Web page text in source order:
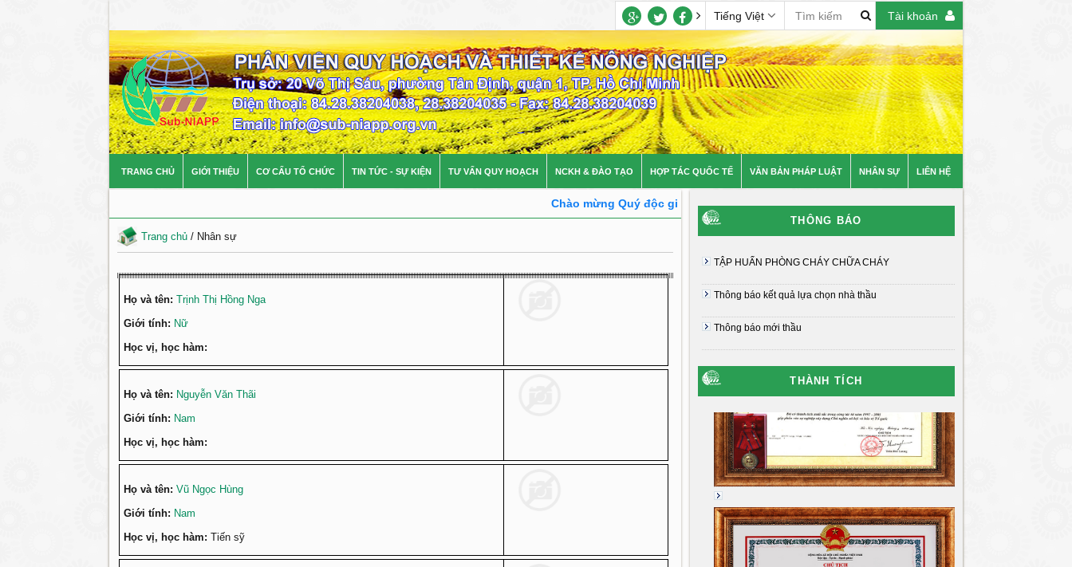
Tài khoản
Tiếng Việt
TRANG CHỦ GIỚI THIỆU CƠ CẤU TỔ CHỨC TIN TỨC - SỰ KIỆN TƯ VẤN QUY HOẠCH NCKH & ĐÀO TẠO HỢP TÁC QUỐC TẾ VĂN BẢN PHÁP LUẬT NHÂN SỰ LIÊN HỆ
Chào mừng Quý độc giả đến với trang thông tin điện tử của Phân viện Quy hoạch và TKNN
Trang chủ / Nhân sự
Họ và tên: Trịnh Thị Hồng Nga
Giới tính: Nữ
Học vị, học hàm:
Họ và tên: Nguyễn Văn Thãi
Giới tính: Nam
Học vị, học hàm:
Họ và tên: Vũ Ngọc Hùng
Giới tính: Nam
Học vị, học hàm: Tiến sỹ
THÔNG BÁO
TẬP HUẤN PHÒNG CHÁY CHỮA CHÁY
Thông báo kết quả lựa chọn nhà thầu
Thông báo mới thầu
THÀNH TÍCH